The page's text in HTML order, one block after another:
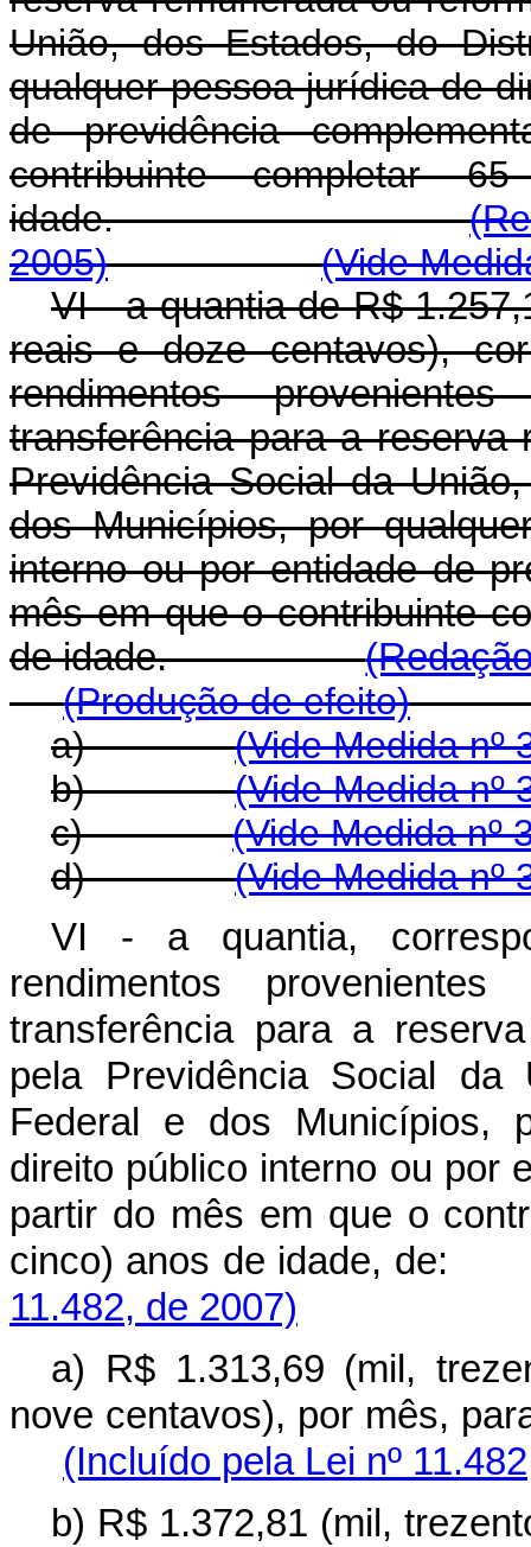
União, dos Estados, do
qualquer pessoa jurídica de
de previdência
contribuinte completar
idade.
2005)
(Vide
VI - a quantia de R$
reais e doze centavos),
rendimentos
transferência para a reserva
Previdência Social da
dos Municípios, por
interno ou por entidade de
mês em que o contribuinte
de idade.
(Produção de efeito)
a)(Vide Medida nº
b)(Vide Medida nº
c)(Vide Medida nº
d)(Vide Medida nº
VI - a quantia,
rendimentos
transferência para a
pela Previdência Social
Federal e dos Municípios,
direito público interno ou por
partir do mês em que o
cinco) anos de
11.482, de 2007)
a) R$ 1.313,69 (mil,
nove centavos), por mês,
(Incluído pela Lei nº
b) R$ 1.372,81 (mil,